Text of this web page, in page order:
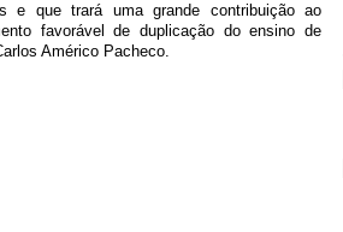
e que trará uma grande contribuição ao
favorável de duplicação do ensino de
Américo Pacheco.